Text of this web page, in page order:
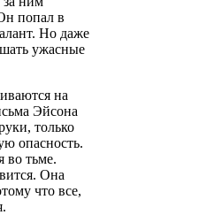
попал в
Но даже
ужасные
на
Эйсона
только
опасность.
во тьме.
Она
что все,